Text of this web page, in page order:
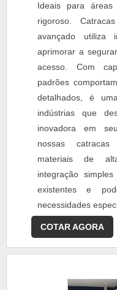
Ideais para áreas
rigoroso.
avançado utiliza
aprimorar a
acesso. Com
padrões
detalhados, é
indústrias que
inovadora em
nossas
materiais de
integração
existentes e
necessidades
COTAR AGORA